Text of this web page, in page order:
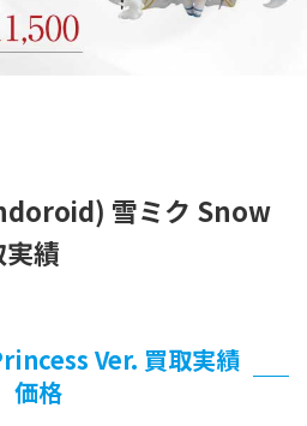
雪ミク Snow
績
Ver. 買取実績
価格